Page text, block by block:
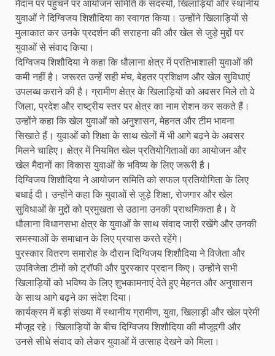
मैदान पर पहुंचने पर आयोजन समिति के सदस्यों, खिलाड़ियों और स्थानीय
युवाओं ने दिग्विजय शिशौदिया का स्वागत किया। उन्होंने खिलाड़ियों से
मुलाकात कर उनके प्रदर्शन की सराहना की और खेल से जुड़े मुद्दों पर
युवाओं से संवाद किया।
दिग्विजय शिशौदिया ने कहा कि धौलाना क्षेत्र में प्रतिभाशाली युवाओं की
कमी नहीं है। जरूरत उन्हें सही मंच, बेहतर प्रशिक्षण और खेल सुविधाएं
उपलब्ध कराने की है। ग्रामीण क्षेत्र के खिलाड़ियों को अवसर मिले तो वे
जिला, प्रदेश और राष्ट्रीय स्तर पर क्षेत्र का नाम रोशन कर सकते हैं।
उन्होंने कहा कि खेल युवाओं को अनुशासन, मेहनत और टीम भावना
सिखाते हैं। युवाओं को शिक्षा के साथ खेलों में भी आगे बढ़ने के अवसर
मिलने चाहिए। क्षेत्र में नियमित खेल प्रतियोगिताओं का आयोजन और
खेल मैदानों का विकास युवाओं के भविष्य के लिए जरूरी है।
दिग्विजय शिशौदिया ने आयोजन समिति को सफल प्रतियोगिता के लिए
बधाई दी। उन्होंने कहा कि युवाओं से जुड़े शिक्षा, रोजगार और खेल
सुविधाओं के मुद्दों को प्रमुखता से उठाना उनकी प्राथमिकता है। वे
धौलाना विधानसभा क्षेत्र के युवाओं के साथ संवाद जारी रखेंगे और उनकी
समस्याओं के समाधान के लिए प्रयास करते रहेंगे।
पुरस्कार वितरण समारोह के दौरान दिग्विजय शिशौदिया ने विजेता और
उपविजेता टीमों को ट्रॉफी और पुरस्कार प्रदान किए। उन्होंने सभी
खिलाड़ियों को भविष्य के लिए शुभकामनाएं देते हुए मेहनत और अनुशासन
के साथ आगे बढ़ने का संदेश दिया।
कार्यक्रम में बड़ी संख्या में स्थानीय ग्रामीण, युवा, खिलाड़ी और खेल प्रेमी
मौजूद रहे। खिलाड़ियों के बीच दिग्विजय शिशौदिया की मौजूदगी और
उनसे सीधे संवाद को लेकर युवाओं में उत्साह देखने को मिला।